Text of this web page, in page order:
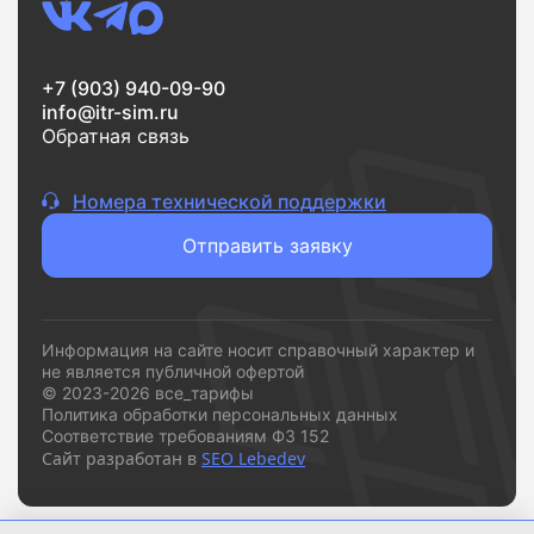
инструмент, который помогает быстро принять
решение и подключиться к подходящему
провайдеру.
+7 (903) 940-09-90
info@itr-sim.ru
Обратная связь
Номера технической поддержки
Отправить заявку
Информация на сайте носит справочный характер и
не является публичной офертой
© 2023-2026 все_тарифы
Политика обработки персональных данных
Соответствие требованиям ФЗ 152
Сайт разработан в SEO Lebedev